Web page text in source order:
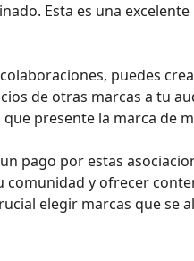
Esta es una
puedes
de otras marcas a tu
presente la marca de
pago por estas
y ofrecer
elegir marcas que se